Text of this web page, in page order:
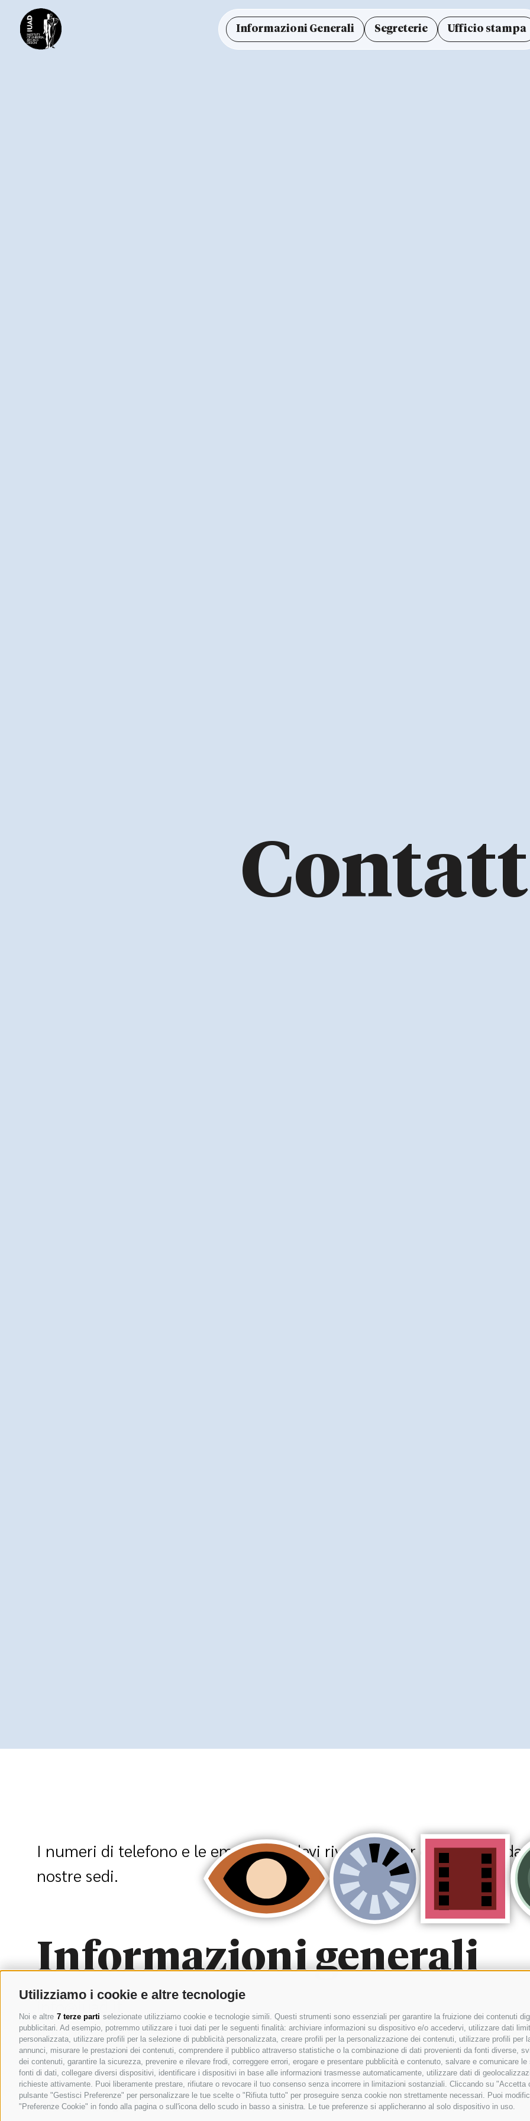
Utilizziamo i cookie e altre tecnologie
Noi e altre 7 terze parti selezionate utilizziamo cookie e tecnologie simili. Questi strumenti sono essenziali per garantire la fruizione dei contenuti
pubblicitari. Ad esempio, potremmo utilizzare i tuoi dati per le seguenti finalità: archiviare informazioni su dispositivo e/o accedervi, utilizzare dati
personalizzata, utilizzare profili per la selezione di pubblicità personalizzata, creare profili per la personalizzazione dei contenuti, utilizzare profili
annunci, misurare le prestazioni dei contenuti, comprendere il pubblico attraverso statistiche o la combinazione di dati provenienti da fonti diverse,
dei contenuti, garantire la sicurezza, prevenire e rilevare frodi, correggere errori, erogare e presentare pubblicità e contenuto, salvare e comunicare
fonti di dati, collegare diversi dispositivi, identificare i dispositivi in base alle informazioni trasmesse automaticamente, utilizzare dati di
richieste attivamente. Puoi liberamente prestare, rifiutare o revocare il tuo consenso senza incorrere in limitazioni sostanziali. Cliccando su
pulsante "Gestisci Preferenze" per personalizzare le tue scelte o "Rifiuta tutto" per proseguire senza cookie non strettamente necessari. Puoi
"Preferenze Cookie" in fondo alla pagina o sull'icona dello scudo in basso a sinistra. Le tue preferenze si applicheranno al solo dispositivo in uso.
Informazioni Generali Segreterie Ufficio stampa
I numeri di telefono e le email a cui devi rivolgerti per ogni domanda
nostre sedi.
Informazioni generali
info@iuad.it
milano@iuad.it
Sedi Napoli